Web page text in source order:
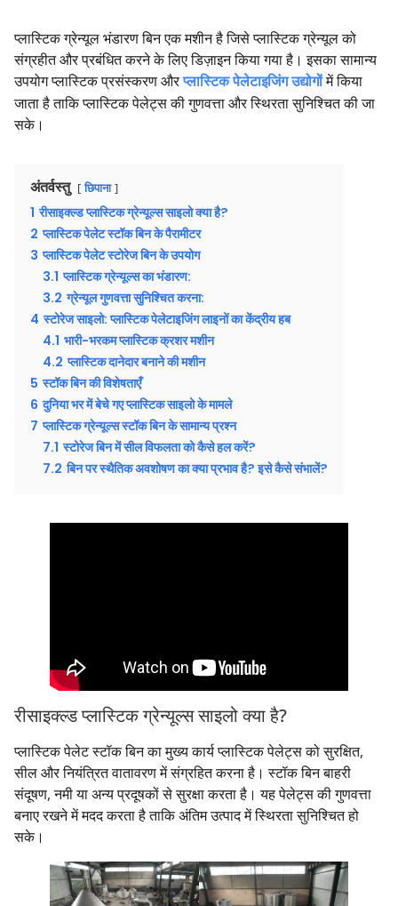
प्लास्टिक ग्रेन्यूल भंडारण बिन एक मशीन है जिसे प्लास्टिक ग्रेन्यूल को
संग्रहीत और प्रबंधित करने के लिए डिज़ाइन किया गया है। इसका सामान्य
उपयोग प्लास्टिक प्रसंस्करण औरप्लास्टिक पेलेटाइजिंग उद्योगोंमें किया
जाता है ताकि प्लास्टिक पेलेट्स की गुणवत्ता और स्थिरता सुनिश्चित की जा
सके।
अंतर्वस्तु छिपाना
1 रीसाइक्ल्ड प्लास्टिक ग्रेन्यूल्स साइलो क्या है?
2 प्लास्टिक पेलेट स्टॉक बिन के पैरामीटर
3 प्लास्टिक पेलेट स्टोरेज बिन के उपयोग
3.1 प्लास्टिक ग्रेन्यूल्स का भंडारण:
3.2 ग्रेन्यूल गुणवत्ता सुनिश्चित करना:
4 स्टोरेज साइलो: प्लास्टिक पेलेटाइजिंग लाइनों का केंद्रीय हब
4.1 भारी-भरकम प्लास्टिक क्रशर मशीन
4.2 प्लास्टिक दानेदार बनाने की मशीन
5 स्टॉक बिन की विशेषताएँ
6 दुनिया भर में बेचे गए प्लास्टिक साइलो के मामले
7 प्लास्टिक ग्रेन्यूल्स स्टॉक बिन के सामान्य प्रश्न
7.1 स्टोरेज बिन में सील विफलता को कैसे हल करें?
7.2 बिन पर स्थैतिक अवशोषण का क्या प्रभाव है? इसे कैसे संभालें?
रीसाइक्ल्ड प्लास्टिक ग्रेन्यूल्स साइलो क्या है?
प्लास्टिक पेलेट स्टॉक बिन का मुख्य कार्य प्लास्टिक पेलेट्स को सुरक्षित,
सील और नियंत्रित वातावरण में संग्रहित करना है। स्टॉक बिन बाहरी
संदूषण, नमी या अन्य प्रदूषकों से सुरक्षा करता है। यह पेलेट्स की गुणवत्ता
बनाए रखने में मदद करता है ताकि अंतिम उत्पाद में स्थिरता सुनिश्चित हो
सके।